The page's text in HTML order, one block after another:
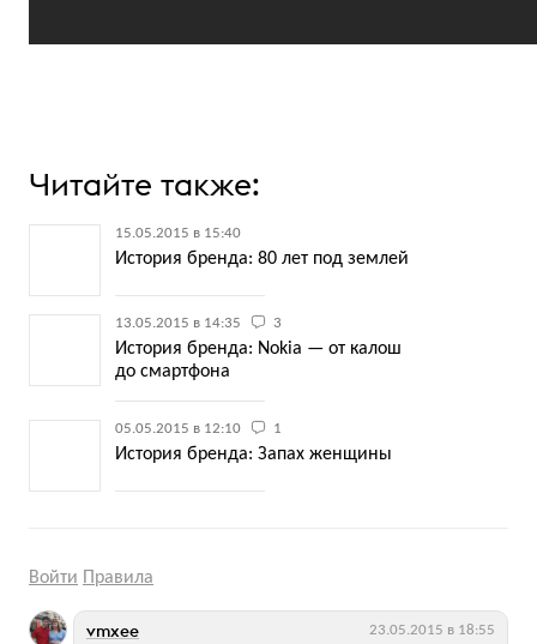
Читайте также:
15.05.2015 в 15:40
История бренда: 80 лет под землей
13.05.2015 в 14:35 3
История бренда: Nokia — от калош
до смартфона
05.05.2015 в 12:10 1
История бренда: Запах женщины
Войти Правила
vmxee 23.05.2015 в 18:55